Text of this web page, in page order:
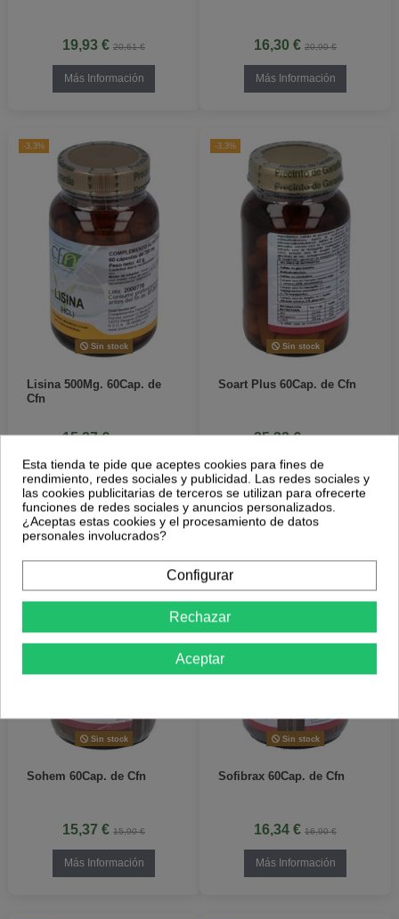
19,93 € 20,61 €
Más Información
16,30 € 20,90 €
Más Información
-3,3%
Sin stock
Lisina 500Mg. 60Cap. de
Cfn
15,37 €
Más Información
-3,3%
Sin stock
Soart Plus 60Cap. de Cfn
25,32 €
Más Información
-3,3%
Sin stock
Sohem 60Cap. de Cfn
15,37 € 15,90 €
Más Información
Sin stock
Sofibrax 60Cap. de Cfn
16,34 € 16,90 €
Más Información
Esta tienda te pide que aceptes cookies para fines de
rendimiento, redes sociales y publicidad. Las redes sociales y
las cookies publicitarias de terceros se utilizan para ofrecerte
funciones de redes sociales y anuncios personalizados.
¿Aceptas estas cookies y el procesamiento de datos
personales involucrados?
Configurar
Rechazar
Aceptar